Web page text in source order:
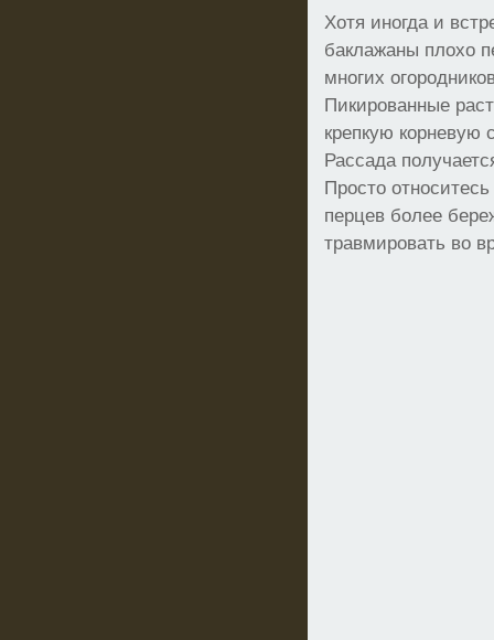
Хотя иногда и
баклажаны плохо
многих
Пикированные
крепкую корневую
Рассада
Просто
перцев более
травмировать во